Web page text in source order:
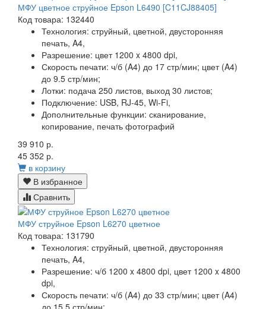
МФУ цветное струйное Epson L6490 [C11CJ88405]
Код товара: 132440
Технология: струйный, цветной, двусторонняя
печать, A4,
Разрешение: цвет 1200 x 4800 dpi,
Скорость печати: ч/б (A4) до 17 стр/мин; цвет (A4)
до 9.5 стр/мин;
Лотки: подача 250 листов, выход 30 листов;
Подключение: USB, RJ-45, Wi-Fi,
Дополнительные функции: сканирование,
копирование, печать фотографий
39 910 р.
45 352 р.
в корзину
В избранное
Сравнить
МФУ струйное Epson L6270 цветное
Код товара: 131790
Технология: струйный, цветной, двусторонняя
печать, A4,
Разрешение: ч/б 1200 x 4800 dpi, цвет 1200 x 4800
dpi,
Скорость печати: ч/б (A4) до 33 стр/мин; цвет (A4)
до 15.5 стр/мин;